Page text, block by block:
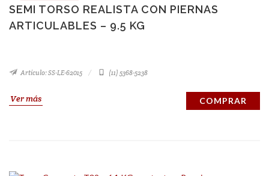
SEMI TORSO REALISTA CON PIERNAS
ARTICULABLES – 9.5 KG
Artículo: SS-LE-62015 (11) 5368-5238
Ver más COMPRAR